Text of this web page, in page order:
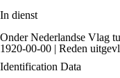
In dienst
Onder Nederlandse Vlag
1920-00-00 | Reden
Identification Data